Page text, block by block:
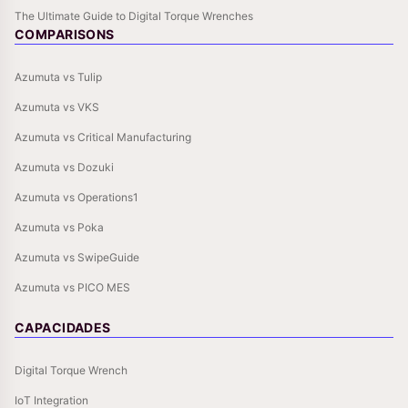
The Ultimate Guide to Digital Torque Wrenches
COMPARISONS
Azumuta vs Tulip
Azumuta vs VKS
Azumuta vs Critical Manufacturing
Azumuta vs Dozuki
Azumuta vs Operations1
Azumuta vs Poka
Azumuta vs SwipeGuide
Azumuta vs PICO MES
CAPACIDADES
Digital Torque Wrench
IoT Integration